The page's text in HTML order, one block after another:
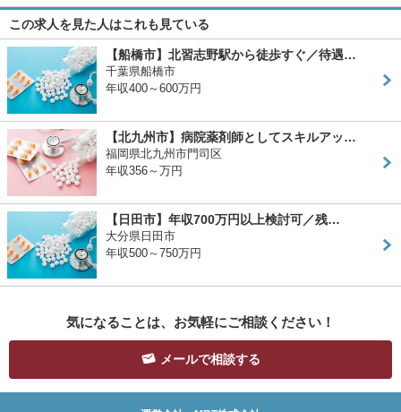
この求人を見た人はこれも見ている
【船橋市】北習志野駅から徒歩すぐ／待遇…
千葉県船橋市
年収400～600万円
【北九州市】病院薬剤師としてスキルアッ…
福岡県北九州市門司区
年収356～万円
【日田市】年収700万円以上検討可／残…
大分県日田市
年収500～750万円
気になることは、お気軽にご相談ください！
メールで相談する